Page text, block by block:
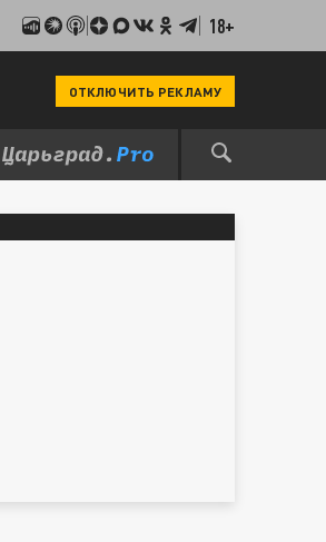
18+
ОТКЛЮЧИТЬ РЕКЛАМУ